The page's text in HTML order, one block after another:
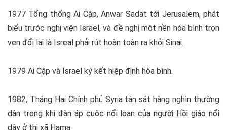
1977 Tổng thống Ai Cập, Anwar Sadat tới Jerusalem, phát
biểu trước nghị viện Israel, và đề nghị một nền hòa bình trọn
vẹn đổi lại là Isreal phải rút hoàn toàn ra khỏi Sinai.
1979 Ai Cập và Israel ký kết hiệp định hòa bình.
1982, Tháng Hai Chính phủ Syria tàn sát hàng nghìn thường
dân trong khi đàn áp cuộc nổi loạn của người Hồi giáo nổi
dậy ở thị xã Hama.